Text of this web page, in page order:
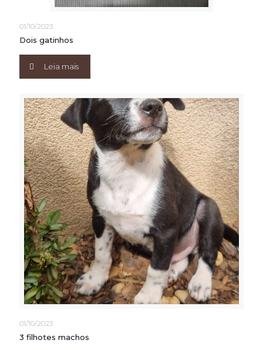
01/10/2023
Dois gatinhos
Leia mais
01/10/2023
3 filhotes machos